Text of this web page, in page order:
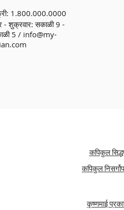
1.800.000.0000
- शुक्रवार: सकाळी 9 -
5 / info@my-
कपिकुल
कपिकुल
कृष्णमाई